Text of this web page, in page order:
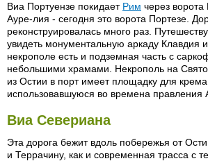
Виа Портуензе покидает Рим через ворота
Ауре-лия - сегодня это ворота Портезе.
реконструировалась много раз.
увидеть монументальную аркаду Клавдия
некрополе есть и подземная часть с
небольшими храмами. Некрополь на
из Остии в порт имеет площадку для
использовавшуюся во времена правления
Виа Севериана
Эта дорога бежит вдоль побережья от
и Террачину, как и современная трасса с